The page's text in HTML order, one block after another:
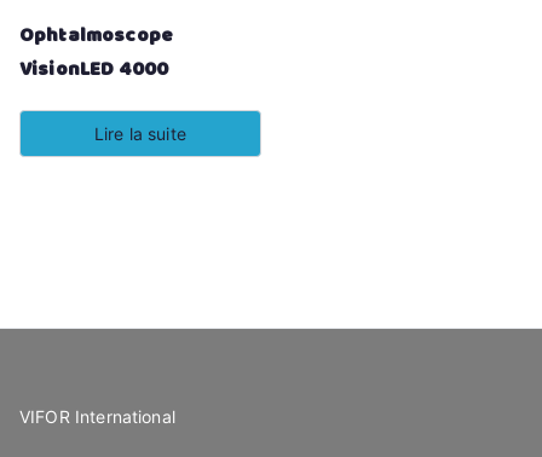
Ophtalmoscope
VisionLED 4000
Lire la suite
VIFOR International